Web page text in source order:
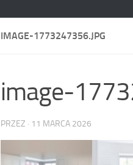
IMAGE-1773247356.JPG
image-
PRZEZ · 11 MARCA 2026